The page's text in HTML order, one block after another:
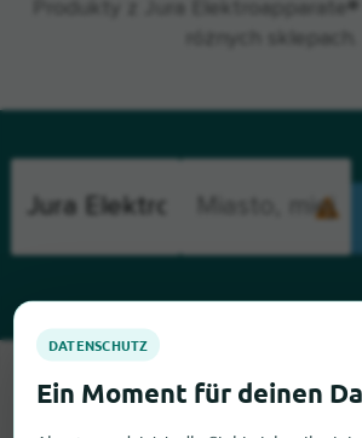
Produkty z Jura Elektroapparate®
Elektroapparate. Jeśli wiesz,